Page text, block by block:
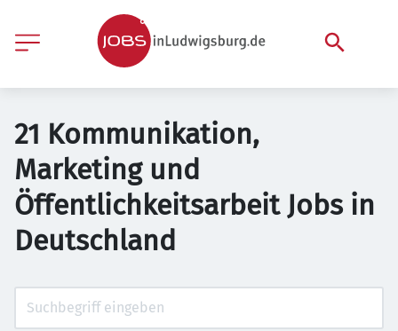
21 Kommunikation,
Marketing und
Öffentlichkeitsarbeit Jobs in
Deutschland